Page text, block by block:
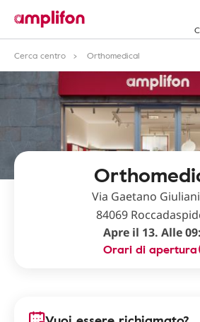
Cerca centro
Orthomedical
Via Gaetano
84069
Apre il 13. Alle
Orari di apertura